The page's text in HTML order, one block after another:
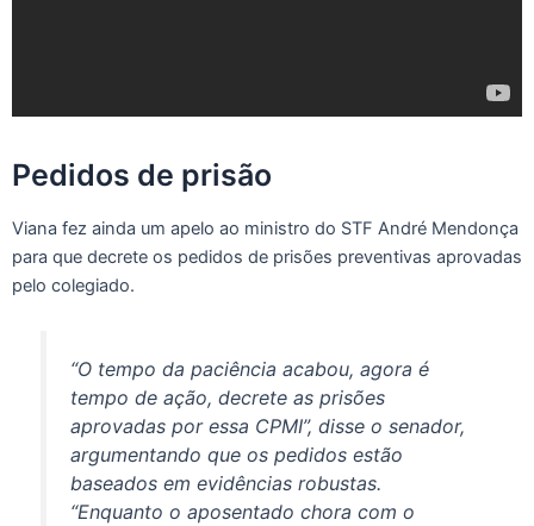
Pedidos de prisão
Viana fez ainda um apelo ao ministro do STF André Mendonça
para que decrete os pedidos de prisões preventivas aprovadas
pelo colegiado.
“O tempo da paciência acabou, agora é
tempo de ação, decrete as prisões
aprovadas por essa CPMI”, disse o senador,
argumentando que os pedidos estão
baseados em evidências robustas.
“Enquanto o aposentado chora com o